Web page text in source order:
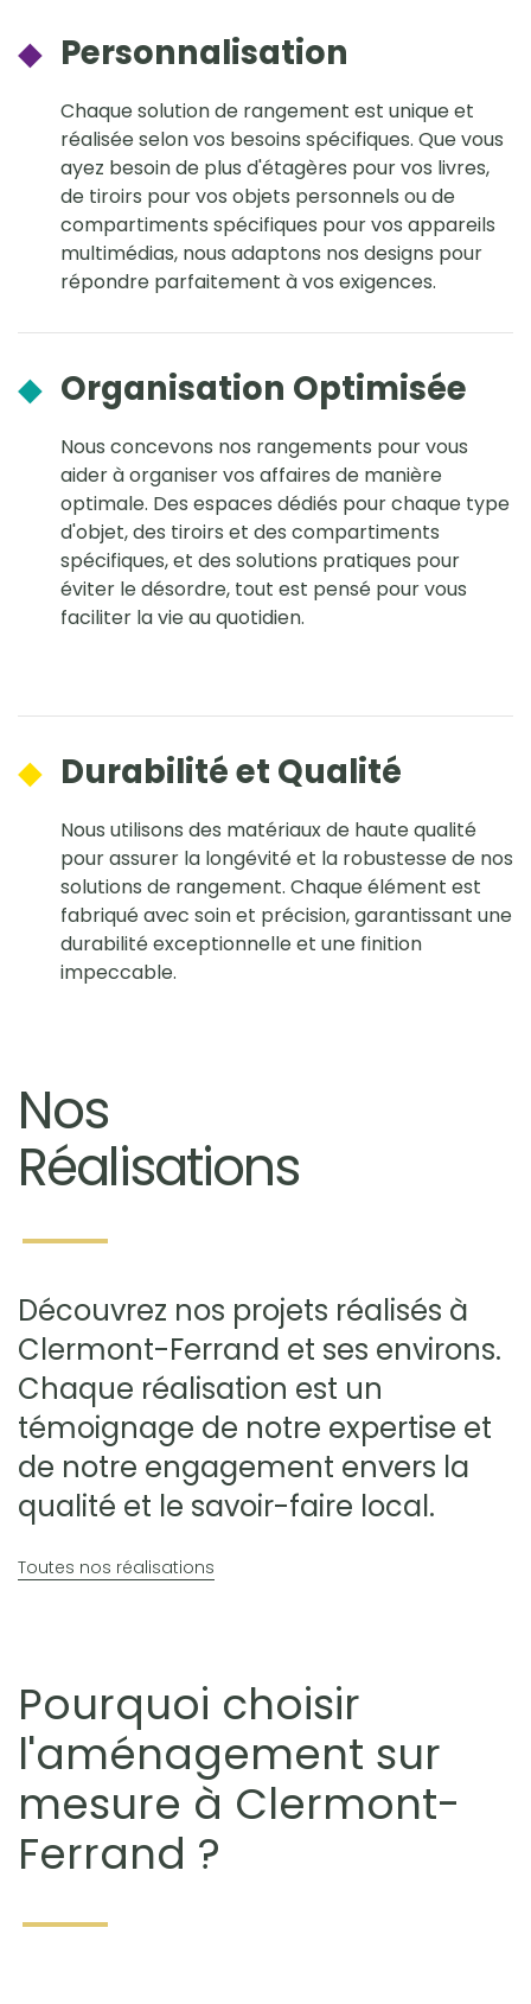
◆ Personnalisation
Chaque solution de rangement est unique et
réalisée selon vos besoins spécifiques. Que vous
ayez besoin de plus d'étagères pour vos livres,
de tiroirs pour vos objets personnels ou de
compartiments spécifiques pour vos appareils
multimédias, nous adaptons nos designs pour
répondre parfaitement à vos exigences.
◆ Organisation Optimisée
Nous concevons nos rangements pour vous
aider à organiser vos affaires de manière
optimale. Des espaces dédiés pour chaque type
d'objet, des tiroirs et des compartiments
spécifiques, et des solutions pratiques pour
éviter le désordre, tout est pensé pour vous
faciliter la vie au quotidien.
◆ Durabilité et Qualité
Nous utilisons des matériaux de haute qualité
pour assurer la longévité et la robustesse de nos
solutions de rangement. Chaque élément est
fabriqué avec soin et précision, garantissant une
durabilité exceptionnelle et une finition
impeccable.
Nos
Réalisations
Découvrez nos projets réalisés à
Clermont-Ferrand et ses environs.
Chaque réalisation est un
témoignage de notre expertise et
de notre engagement envers la
qualité et le savoir-faire local.
Toutes nos réalisations
Pourquoi choisir
l'aménagement sur
mesure à Clermont-
Ferrand ?